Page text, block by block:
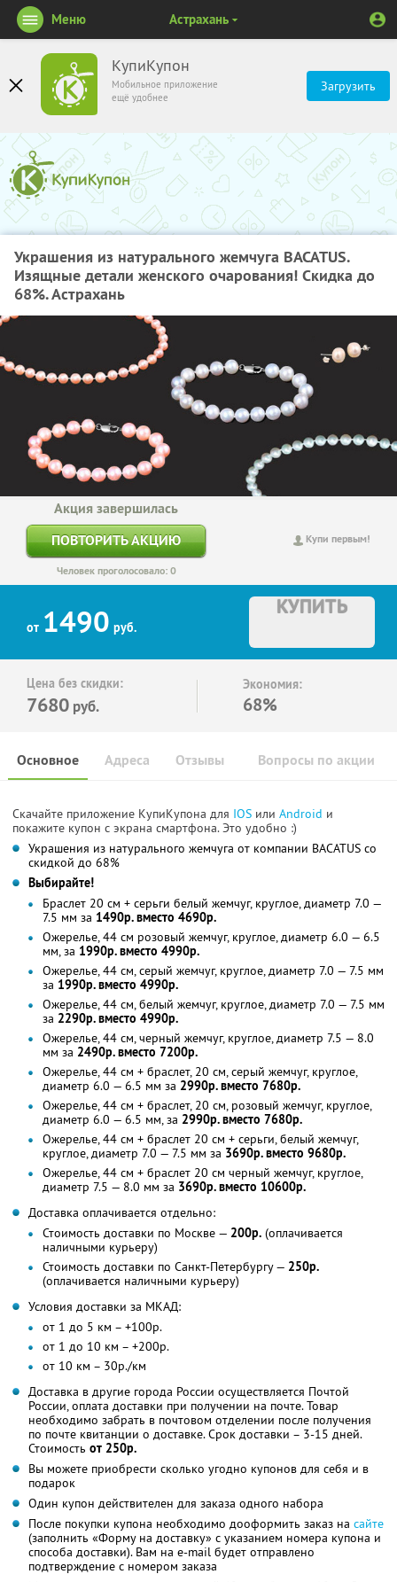
КупиКупон
Мобильное приложение
ещё удобнее
Загрузить
Меню Астрахань
Украшения из натурального жемчуга BACATUS.
Изящные детали женского очарования! Скидка до
68%. Астрахань
Купи первым!
Акция завершилась
ПОВТОРИТЬ АКЦИЮ
Человек проголосовало: 0
от 1490 руб.
КУПИТЬ
Цена без скидки:
7680 руб.
Экономия:
68%
Основное Отзывы Вопросы по акции
Адреса
Скачайте приложение КупиКупона для IOS или Android и
покажите купон с экрана смартфона. Это удобно :)
Украшения из натурального жемчуга от компании BACATUS со
скидкой до 68%
Выбирайте!
Браслет 20 см + серьги белый жемчуг, круглое, диаметр 7.0 —
7.5 мм за 1490р. вместо 4690р.
Ожерелье, 44 см розовый жемчуг, круглое, диаметр 6.0 — 6.5
мм, за 1990р. вместо 4990р.
Ожерелье, 44 см, серый жемчуг, круглое, диаметр 7.0 — 7.5 мм
за 1990р. вместо 4990р.
Ожерелье, 44 см, белый жемчуг, круглое, диаметр 7.0 — 7.5 мм
за 2290р. вместо 4990р.
Ожерелье, 44 см, черный жемчуг, круглое, диаметр 7.5 — 8.0
мм за 2490р. вместо 7200р.
Ожерелье, 44 см + браслет, 20 см, серый жемчуг, круглое,
диаметр 6.0 — 6.5 мм за 2990р. вместо 7680р.
Ожерелье, 44 см + браслет, 20 см, розовый жемчуг, круглое,
диаметр 6.0 — 6.5 мм, за 2990р. вместо 7680р.
Ожерелье, 44 см + браслет 20 см + серьги, белый жемчуг,
круглое, диаметр 7.0 — 7.5 мм за 3690р. вместо 9680р.
Ожерелье, 44 см + браслет 20 см черный жемчуг, круглое,
диаметр 7.5 — 8.0 мм за 3690р. вместо 10600р.
Доставка оплачивается отдельно:
Стоимость доставки по Москве — 200р. (оплачивается
наличными курьеру)
Стоимость доставки по Санкт-Петербургу — 250р.
(оплачивается наличными курьеру)
Условия доставки за МКАД:
от 1 до 5 км – +100р.
от 1 до 10 км – +200р.
от 10 км – 30р./км
Доставка в другие города России осуществляется Почтой
России, оплата доставки при получении на почте. Товар
необходимо забрать в почтовом отделении после получения
по почте квитанции о доставке. Срок доставки – 3-15 дней.
Стоимость от 250р.
Вы можете приобрести сколько угодно купонов для себя и в
подарок
Один купон действителен для заказа одного набора
После покупки купона необходимо дооформить заказ на сайте
(заполнить «Форму на доставку» с указанием номера купона и
способа доставки). Вам на e-mail будет отправлено
подтверждение с номером заказа